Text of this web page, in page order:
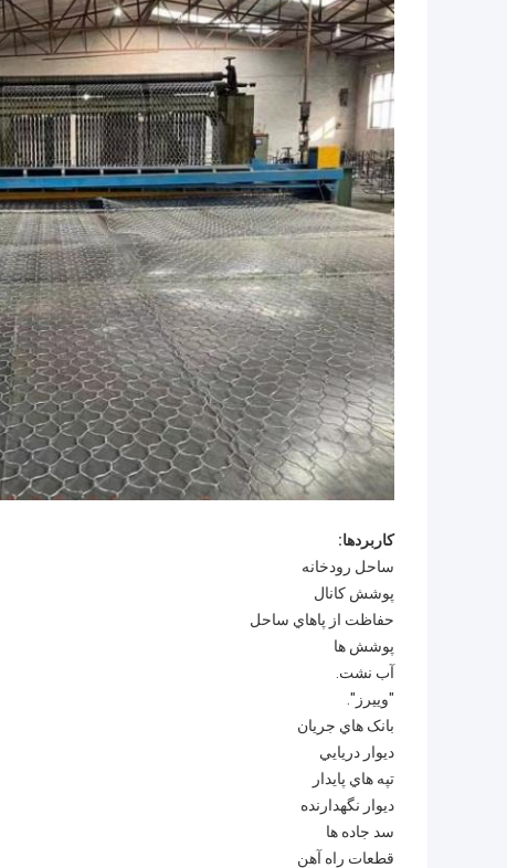
کاربردها:
ساحل رودخانه
پوشش کانال
حفاظت از پاهاي ساحل
پوشش ها
آب نشت.
"وييرز".
بانک هاي جريان
ديوار دريايي
تپه هاي پايدار
ديوار نگهدارنده
سد جاده ها
قطعات راه آهن